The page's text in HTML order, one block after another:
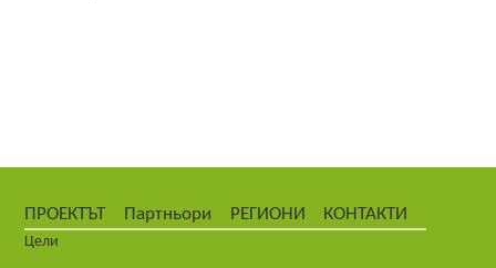
ПРОЕКТЪТ
Цели
Партньори РЕГИОНИ КОНТАКТИ